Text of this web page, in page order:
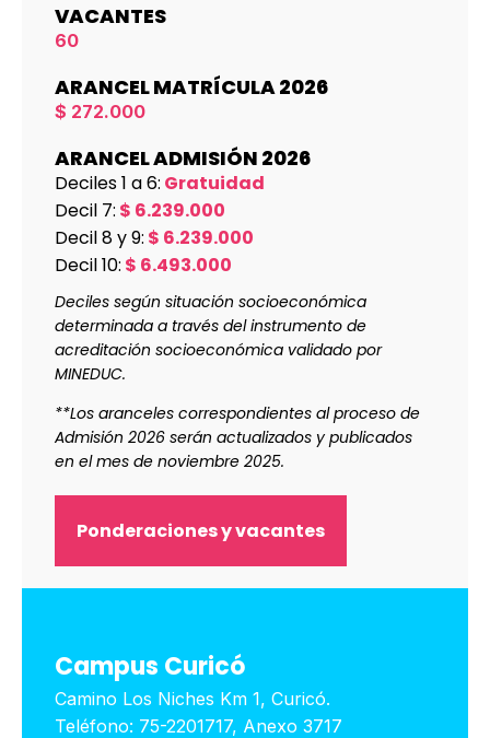
VACANTES
60
ARANCEL MATRÍCULA 2026
$ 272.000
ARANCEL ADMISIÓN 2026
Deciles 1 a 6: Gratuidad
Decil 7: $ 6.239.000
Decil 8 y 9: $ 6.239.000
Decil 10: $ 6.493.000
Deciles según situación socioeconómica
determinada a través del instrumento de
acreditación socioeconómica validado por
MINEDUC.
**Los aranceles correspondientes al proceso de
Admisión 2026 serán actualizados y publicados
en el mes de noviembre 2025.
Ponderaciones y vacantes
Campus Curicó
Camino Los Niches Km 1, Curicó.
Teléfono: 75-2201717, Anexo 3717